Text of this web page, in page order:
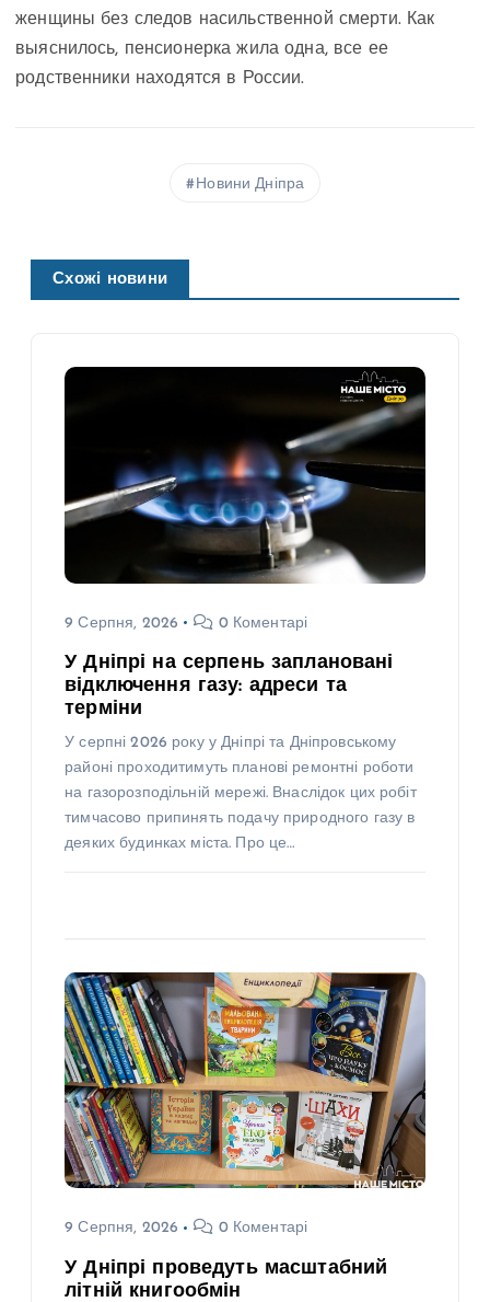
женщины без следов насильственной смерти. Как
выяснилось, пенсионерка жила одна, все ее
родственники находятся в России.
Новини Дніпра
Схожі новини
9 Серпня, 2026 0 Коментарі
У Дніпрі на серпень заплановані
відключення газу: адреси та
терміни
У серпні 2026 року у Дніпрі та Дніпровському
районі проходитимуть планові ремонтні роботи
на газорозподільній мережі. Внаслідок цих робіт
тимчасово припинять подачу природного газу в
деяких будинках міста. Про це…
9 Серпня, 2026 0 Коментарі
У Дніпрі проведуть масштабний
літній книгообмін